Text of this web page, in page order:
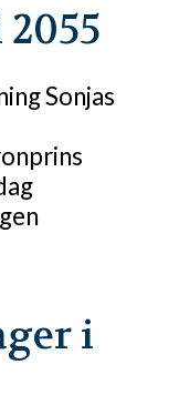
Sonjas
i